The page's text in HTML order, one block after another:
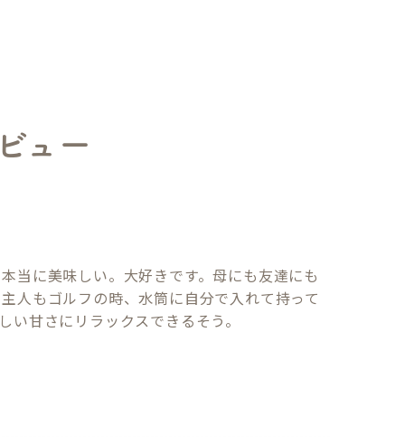
ュー
当に美味しい。大好きです。母にも友達にも
人もゴルフの時、水筒に自分で入れて持って
い甘さにリラックスできるそう。